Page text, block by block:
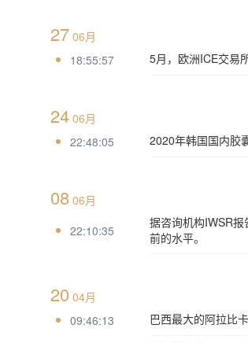
27 06月
18:55:57
5月，欧洲ICE交易
24 06月
22:48:05
2020年韩国国内胶
08 06月
22:10:35
据咨询机构IWSR
前的水平。
20 04月
09:46:13
巴西最大的阿拉比